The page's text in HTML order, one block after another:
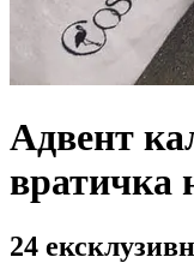
Адвент
вратичка
24